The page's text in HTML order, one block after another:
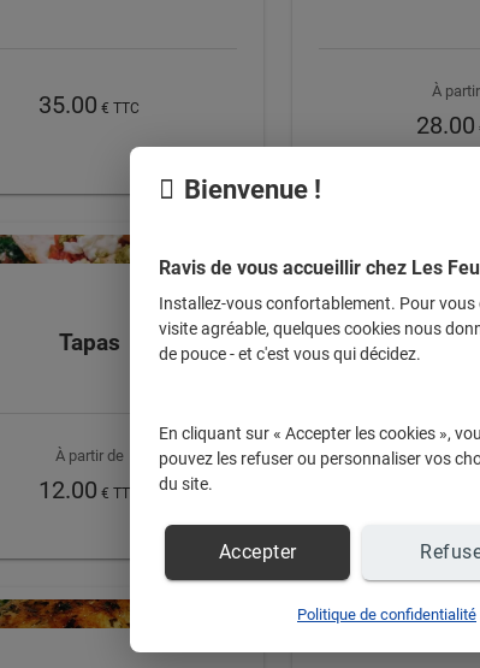
35.00 € TTC
À
28.00
Tapas
À partir de
12.00 € TTC
À
Bienvenue !
Ravis de vous accueillir chez Les
Installez-vous confortablement. Pour
visite agréable, quelques cookies nous
de pouce - et c'est vous qui décidez.
En cliquant sur « Accepter les cookies »,
pouvez les refuser ou personnaliser vos
du site.
Accepter
Politique de confidentialité